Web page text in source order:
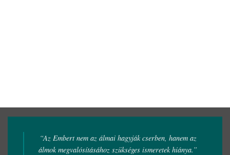
“Az Embert nem az álmai hagyják cserben, hanem az
álmok megvalósításához szükséges ismeretek hiánya.”